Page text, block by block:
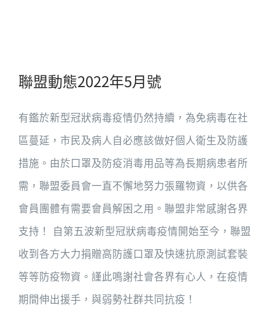
聯盟動態2022年5月號
有鑑於新型冠狀病毒疫情仍然持續，為免病毒在社
區蔓延，市民及病人自必應該做好個人衛生及防護
措施。由於口罩及防疫消毒用品等為長期病患者所
需，聯盟委員會一直不懈地努力張羅物資，以供各
會員團體有需要會員解困之用。聯盟非常感謝各界
支持！ 自第五波新型冠狀病毒疫情開始至今，聯盟
收到各方大力捐贈高防護口罩及快速抗原測試套裝
等等防疫物資。謹此鳴謝社會各界有心人，在疫情
期間伸出援手，與弱勢社群共同抗疫！